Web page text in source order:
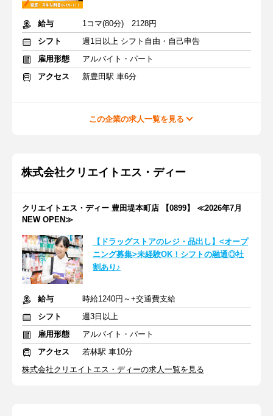
給与
1コマ(80分) 2128円
シフト
週1日以上 シフト自由・自己申告
雇用形態
アルバイト・パート
アクセス
新豊田駅 車6分
この企業の求人一覧を見る
株式会社クリエイトエス・ディー
クリエイトエス・ディー 豊田堤本町店 【0899】 ≪2026年7月
NEW OPEN≫
【ドラッグストアのレジ・品出し】<オープ
ニング募集>未経験OK！シフトの融通◎社
割あり♪
給与
時給1240円～+交通費支給
シフト
週3日以上
雇用形態
アルバイト・パート
アクセス
若林駅 車10分
株式会社クリエイトエス・ディーの求人一覧を見る